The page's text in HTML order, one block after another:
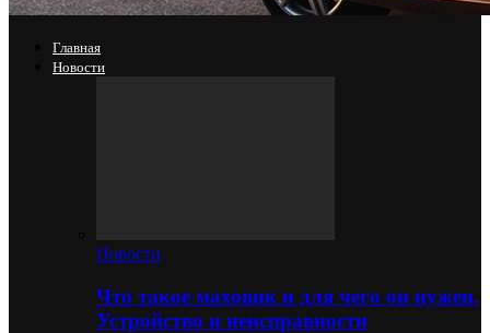
Главная
Новости
Новости
Что такое маховик и для чего он нужен.
Устройство и неисправности